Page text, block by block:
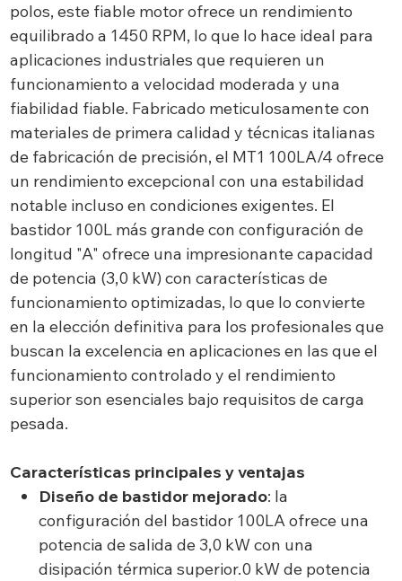
polos, este fiable motor ofrece un rendimiento
equilibrado a 1450 RPM, lo que lo hace ideal para
aplicaciones industriales que requieren un
funcionamiento a velocidad moderada y una
fiabilidad fiable. Fabricado meticulosamente con
materiales de primera calidad y técnicas italianas
de fabricación de precisión, el MT1 100LA/4 ofrece
un rendimiento excepcional con una estabilidad
notable incluso en condiciones exigentes. El
bastidor 100L más grande con configuración de
longitud "A" ofrece una impresionante capacidad
de potencia (3,0 kW) con características de
funcionamiento optimizadas, lo que lo convierte
en la elección definitiva para los profesionales que
buscan la excelencia en aplicaciones en las que el
funcionamiento controlado y el rendimiento
superior son esenciales bajo requisitos de carga
pesada.
Características principales y ventajas
Diseño de bastidor mejorado: la
configuración del bastidor 100LA ofrece una
potencia de salida de 3,0 kW con una
disipación térmica superior.0 kW de potencia